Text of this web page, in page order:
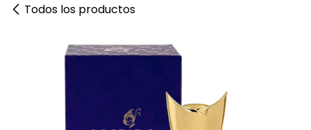
Todos los productos